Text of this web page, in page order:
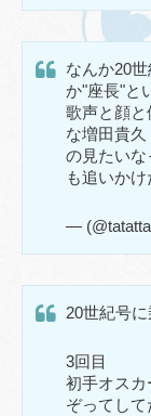
なんか20
か"座長"と
歌声と顔
な増田貴
の見たい
も追いか
—
20世紀号
3回目
初手オス
ぞってし